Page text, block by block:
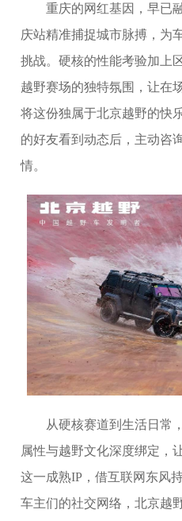
重庆的网红基因，早已
庆站精准捕捉城市脉搏，为
挑战。硬核的性能考验加上
越野赛场的独特氛围，让在
将这份独属于北京越野的快
的好友看到动态后，主动咨
情。
从硬核赛道到生活日常
属性与越野文化深度绑定，
这一成熟IP，借互联网东风
车主们的社交网络，北京越